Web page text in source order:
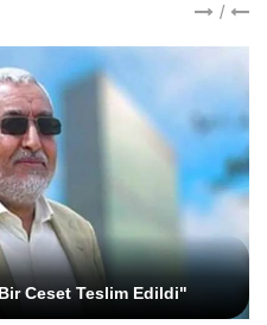
/
Ceset Teslim Edildi"